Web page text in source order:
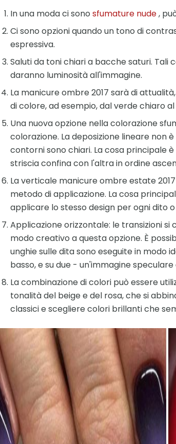
In una moda ci sono sfumature nude,
Ci sono opzioni quando un tono di
espressiva.
Saluti da toni chiari a bacche saturi.
daranno luminosità all'immagine.
La manicure ombre 2017 sarà di
di colore, ad esempio, dal verde chiaro
Una nuova opzione nella colorazione
colorazione. La deposizione lineare non
contorni sono chiari. La cosa principale
striscia confina con l'altra in ordine
La verticale manicure ombre estate
metodo di applicazione. La cosa
applicare lo stesso design per ogni dito
Applicazione orizzontale: le transizioni si
modo creativo a questa opzione. È
unghie sulle dita sono eseguite in modo
basso, e su due - un'immagine
La combinazione di colori può essere
tonalità del beige e del rosa, che si
classici e scegliere colori brillanti che